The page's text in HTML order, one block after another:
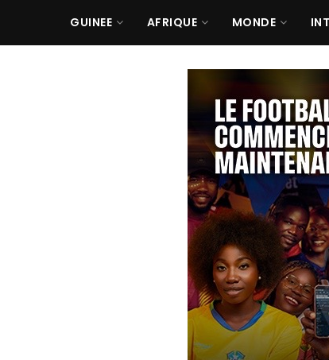
GUINEE AFRIQUE MONDE